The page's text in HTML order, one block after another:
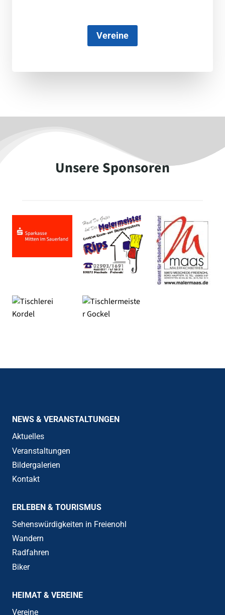
Vereine
Unsere Sponsoren
NEWS & VERANSTALTUNGEN
Aktuelles
Veranstaltungen
Bildergalerien
Kontakt
ERLEBEN & TOURISMUS
Sehenswürdigkeiten in Freienohl
Wandern
Radfahren
Biker
HEIMAT & VEREINE
Vereine